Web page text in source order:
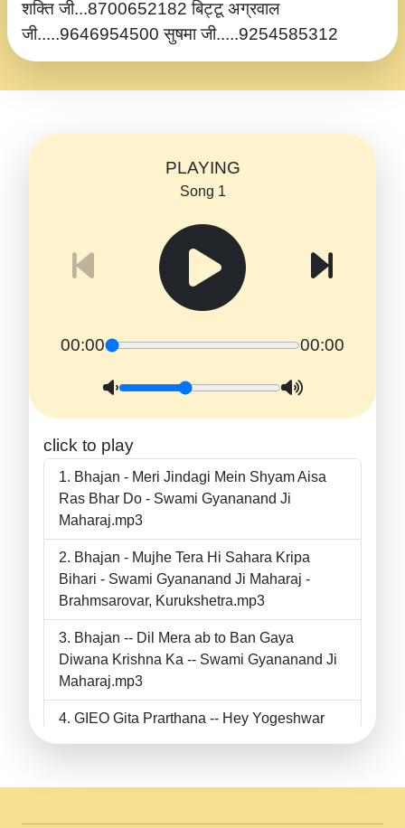
शक्ति जी...8700652182 बिट्टू अग्रवाल
जी.....9646954500 सुषमा जी.....9254585312
PLAYING
Song 1
00:00 00:00
click to play
Bhajan - Meri Jindagi Mein Shyam Aisa
Ras Bhar Do - Swami Gyananand Ji
Maharaj.mp3
Bhajan - Mujhe Tera Hi Sahara Kripa
Bihari - Swami Gyananand Ji Maharaj -
Brahmsarovar, Kurukshetra.mp3
Bhajan -- Dil Mera ab to Ban Gaya
Diwana Krishna Ka -- Swami Gyananand Ji
Maharaj.mp3
GIEO Gita Prarthana -- Hey Yogeshwar
II Swami Gyananand Ji Maharaj.mp3